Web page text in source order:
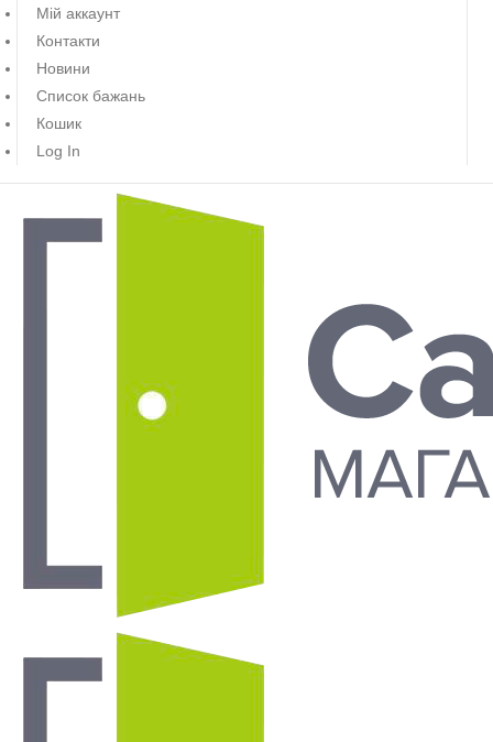
Мій аккаунт
Контакти
Новини
Список бажань
Кошик
Log In